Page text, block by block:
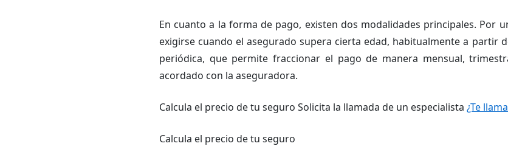
En cuanto a la forma de pago, existen dos modalidades principales. Por
exigirse cuando el asegurado supera cierta edad, habitualmente a partir
periódica, que permite fraccionar el pago de manera mensual,
acordado con la aseguradora.
Calcula el precio de tu seguro Solicita la llamada de un especialista ¿Te
Calcula el precio de tu seguro